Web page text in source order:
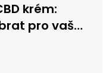
krém:
pro vaši